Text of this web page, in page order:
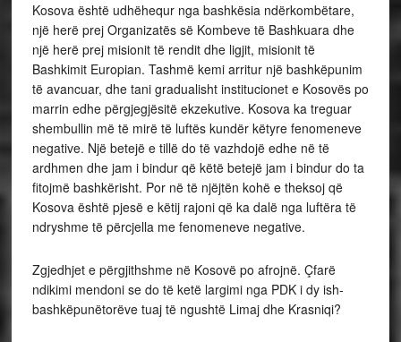
Kosova është udhëhequr nga bashkësia ndërkombëtare,
një herë prej Organizatës së Kombeve të Bashkuara dhe
një herë prej misionit të rendit dhe ligjit, misionit të
Bashkimit Europian. Tashmë kemi arritur një bashkëpunim
të avancuar, dhe tani gradualisht institucionet e Kosovës po
marrin edhe përgjegjësitë ekzekutive. Kosova ka treguar
shembullin më të mirë të luftës kundër këtyre fenomeneve
negative. Një betejë e tillë do të vazhdojë edhe në të
ardhmen dhe jam i bindur që këtë betejë jam i bindur do ta
fitojmë bashkërisht. Por në të njëjtën kohë e theksoj që
Kosova është pjesë e këtij rajoni që ka dalë nga luftëra të
ndryshme të përcjella me fenomeneve negative.
Zgjedhjet e përgjithshme në Kosovë po afrojnë. Çfarë
ndikimi mendoni se do të ketë largimi nga PDK i dy ish-
bashkëpunëtorëve tuaj të ngushtë Limaj dhe Krasniqi?